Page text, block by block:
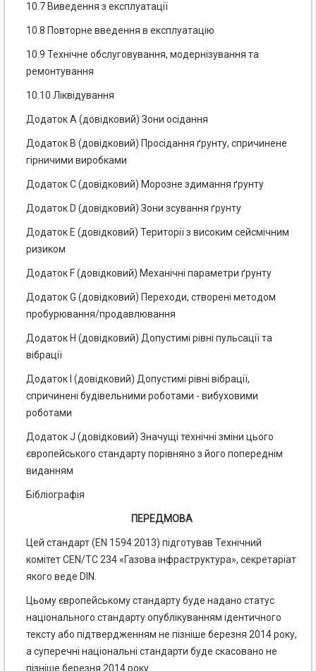
10.7 Виведення з експлуатації
10.8 Повторне введення в експлуатацію
10.9 Технічне обслуговування, модернізування та
ремонтування
10.10 Ліквідування
Додаток А (довідковий) Зони осідання
Додаток В (довідковий) Просідання ґрунту, спричинене
гірничими виробками
Додаток С (довідковий) Морозне здимання ґрунту
Додаток D (довідковий) Зони зсування ґрунту
Додаток Е (довідковий) Території з високим сейсмічним
ризиком
Додаток F (довідковий) Механічні параметри ґрунту
Додаток G (довідковий) Переходи, створені методом
пробурювання/продавлювання
Додаток Н (довідковий) Допустимі рівні пульсації та
вібрації
Додаток І (довідковий) Допустимі рівні вібрації,
спричинені будівельними роботами - вибуховими
роботами
Додаток J (довідковий) Значущі технічні зміни цього
європейського стандарту порівняно з його попереднім
виданням
Бібліографія
ПЕРЕДМОВА
Цей стандарт (EN 1594:2013) підготував Технічний
комітет CEN/TC 234 «Газова інфраструктура», секретаріат
якого веде DIN.
Цьому європейському стандарту буде надано статус
національного стандарту опублікуванням ідентичного
тексту або підтвердженням не пізніше березня 2014 року,
а суперечні національні стандарти буде скасовано не
пізніше березня 2014 року.